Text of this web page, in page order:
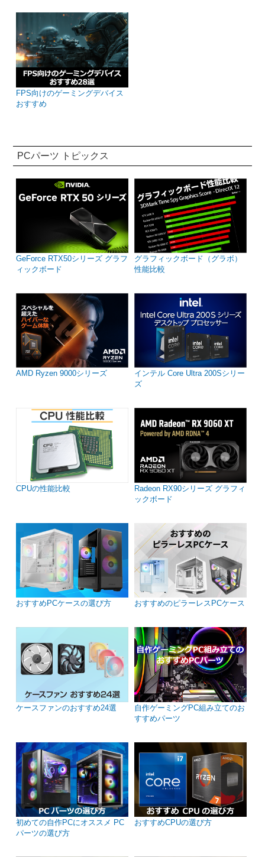
FPS向けのゲーミングデバイス
おすすめ
PCパーツ トピックス
GeForce RTX50シリーズ グラフ
ィックボード
グラフィックボード（グラボ）
性能比較
AMD Ryzen 9000シリーズ
インテル Core Ultra 200Sシリー
ズ
CPUの性能比較
Radeon RX90シリーズ グラフィ
ックボード
おすすめPCケースの選び方 おすすめのピラーレスPCケース
ケースファンのおすすめ24選
自作ゲーミングPC組み立てのお
すすめパーツ
初めての自作PCにオススメ PC
パーツの選び方
おすすめCPUの選び方